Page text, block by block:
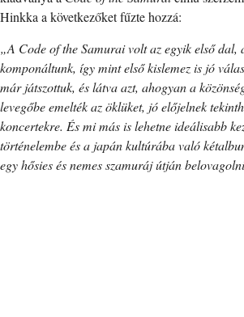
Hinkka a következőket fűzte hozzá:
„A Code of the Samurai volt az egyik első dal,
komponáltunk, így mint első kislemez is jó
már játszottuk, és látva azt, ahogyan a
levegőbe emelték az öklüket, jó előjelnek
koncertekre. És mi más is lehetne ideálisabb
történelembe és a japán kultúrába való
egy hősies és nemes szamuráj útján